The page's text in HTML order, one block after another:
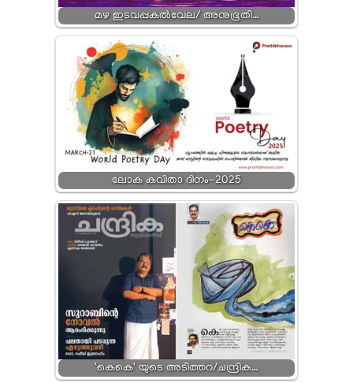
മഴ ഇടവപ്പകല്‍വേല/ അനുഭൂതി…
ലോക കവിതാ ദിനം-2025
'കെകെ' യുടെ അടിത്തറ/ചന്ദ്രിക…